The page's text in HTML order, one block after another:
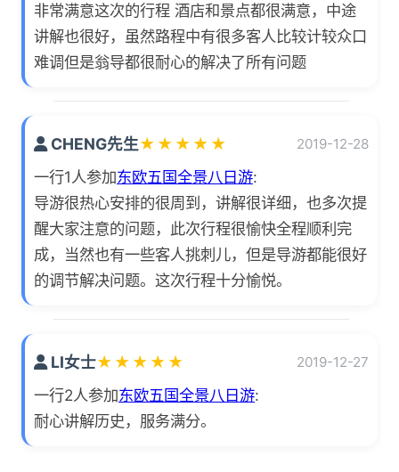
非常满意这次的行程 酒店和景点都很满意，中途
讲解也很好，虽然路程中有很多客人比较计较众口
难调但是翁导都很耐心的解决了所有问题
CHENG先生★ ★ ★ ★ ★ 2019-12-28
一行1人参加东欧五国全景八日游:
导游很热心安排的很周到，讲解很详细，也多次提
醒大家注意的问题，此次行程很愉快全程顺利完
成，当然也有一些客人挑刺儿，但是导游都能很好
的调节解决问题。这次行程十分愉悦。
LI女士★ ★ ★ ★ ★ 2019-12-27
一行2人参加东欧五国全景八日游:
耐心讲解历史，服务满分。